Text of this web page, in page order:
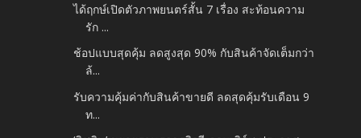
ได้ฤกษ์เปิดตัวภาพยนตร์สั้น 7 เรื่อง สะท้อนความ
รัก ...
ช้อปแบบสุดคุ้ม ลดสูงสุด 90% กับสินค้าจัดเต็มกว่า
ล้...
รับความคุ้มค่ากับสินค้าขายดี ลดสุดคุ้มรับเดือน 9
ท...